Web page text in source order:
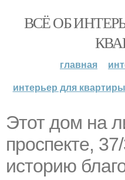
ВСЁ ОБ
главная
интерьер для квартиры
Этот дом на
проспекте,
историю